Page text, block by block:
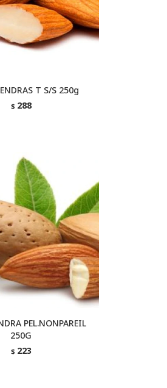
T S/S 250g
$ 288
PEL.NONPAREIL
250G
$ 223